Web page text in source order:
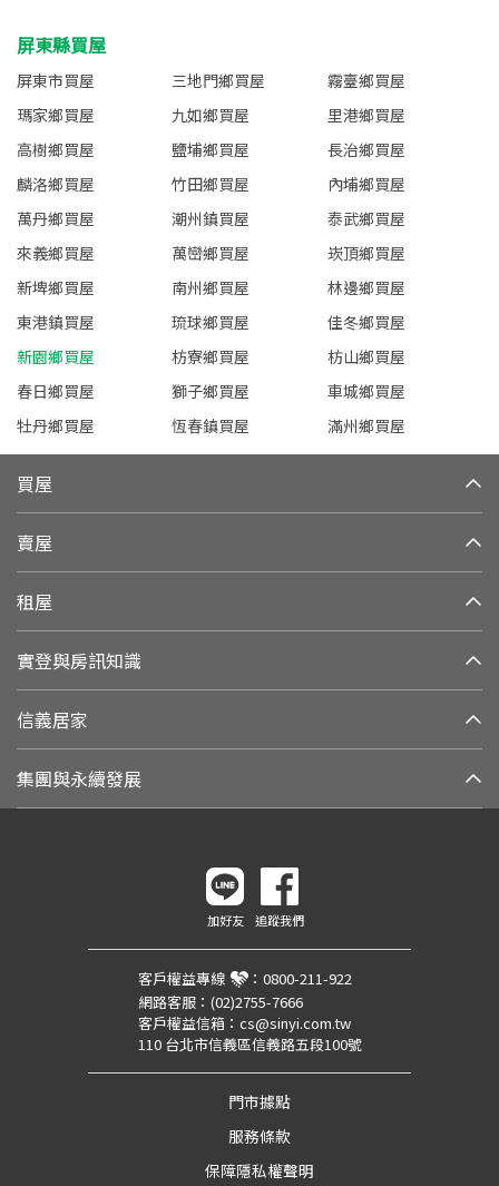
屏東縣買屋
屏東市買屋 三地門鄉買屋
霧臺鄉買屋
瑪家鄉買屋
九如鄉買屋
里港鄉買屋
高樹鄉買屋
鹽埔鄉買屋
長治鄉買屋
麟洛鄉買屋
竹田鄉買屋
內埔鄉買屋
萬丹鄉買屋
潮州鎮買屋
泰武鄉買屋
來義鄉買屋
萬巒鄉買屋
崁頂鄉買屋
新埤鄉買屋
南州鄉買屋
林邊鄉買屋
東港鎮買屋
琉球鄉買屋
佳冬鄉買屋
新園鄉買屋
枋寮鄉買屋
枋山鄉買屋
春日鄉買屋
獅子鄉買屋
車城鄉買屋
牡丹鄉買屋
恆春鎮買屋 滿州鄉買屋
買屋
賣屋
租屋
實登與房訊知識
信義居家
集團與永續發展
加好友 追蹤我們
客戶權益專線 ： 0800-211-922
網路客服： (02)2755-7666
客戶權益信箱： cs@sinyi.com.tw
110 台北市信義區信義路五段100號
門市據點
服務條款
保障隱私權聲明